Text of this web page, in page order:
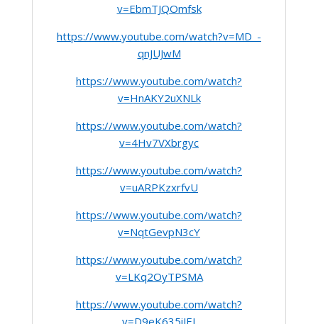
v=EbmTJQOmfsk
https://www.youtube.com/watch?v=MD_-
qnJUJwM
https://www.youtube.com/watch?
v=HnAKY2uXNLk
https://www.youtube.com/watch?
v=4Hv7VXbrgyc
https://www.youtube.com/watch?
v=uARPKzxrfvU
https://www.youtube.com/watch?
v=NqtGevpN3cY
https://www.youtube.com/watch?
v=LKq2OyTPSMA
https://www.youtube.com/watch?
v=D9eK635iJEI